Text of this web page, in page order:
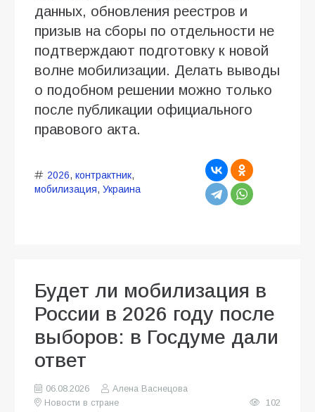
данных, обновления реестров и
призыв на сборы по отдельности не
подтверждают подготовку к новой
волне мобилизации. Делать выводы
о подобном решении можно только
после публикации официального
правового акта.
2026, контрактник,
мобилизация, Украина
Будет ли мобилизация в
России в 2026 году после
выборов: в Госдуме дали
ответ
06.08.2026
Алена Васнецова
Новости в стране
102